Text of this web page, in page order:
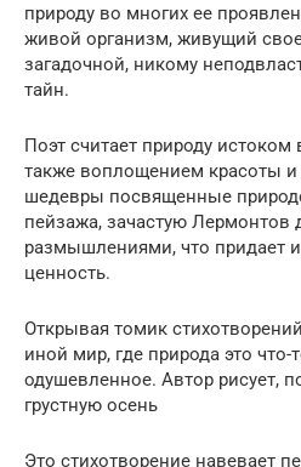
природу во многих ее
живой организм, живущий
загадочной, никому
тайн.
Поэт считает природу истоком
также воплощением красоты и
шедевры посвященные
пейзажа, зачастую Лермонтов
размышлениями, что придает
ценность.
Открывая томик
иной мир, где природа это что-
одушевленное. Автор рисует,
грустную осень
Это стихотворение навевает